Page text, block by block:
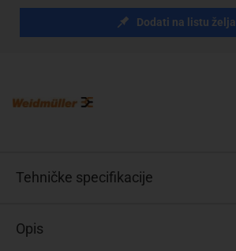
Dodati na listu želja
Tehničke specifikacije
Opis